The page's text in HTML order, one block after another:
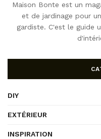
Maison Bonte est un
et de jardinage pour
gardiste. C'est le guide
DIY
EXTÉRIEUR
INSPIRATION